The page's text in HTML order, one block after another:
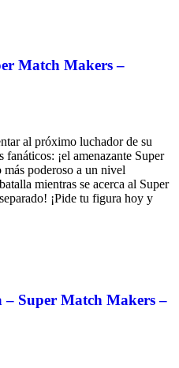
Match Makers –
al próximo luchador de su
¡el amenazante Super
poderoso a un nivel
mientras se acerca al Super
¡Pide tu figura hoy y
– Super Match Makers –